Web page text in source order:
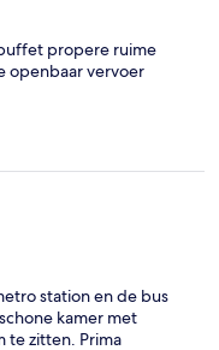
propere ruime
openbaar vervoer
station en de bus
kamer met
te zitten. Prima